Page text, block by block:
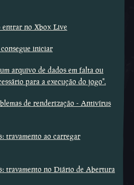
entrar no Xbox Live
iniciar
arquivo de dados em falta ou
para a execução do jogo".
de renderização - Antivírus
travamento ao carregar
travamento no Diário de Abertura